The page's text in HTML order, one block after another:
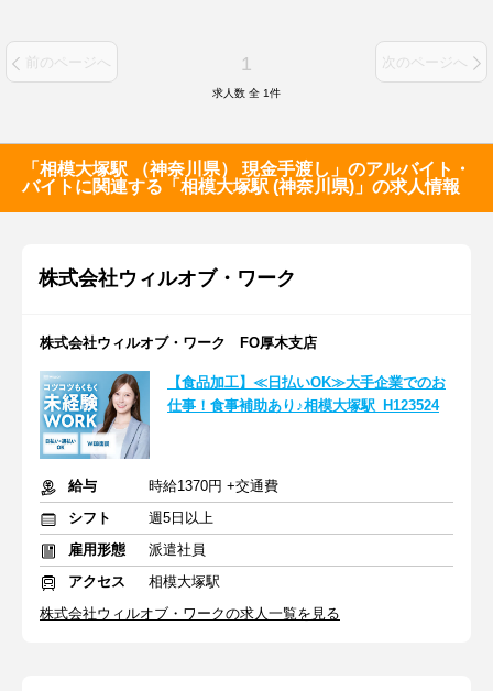
前のページへ 1 次のページへ
求人数 全 1件
「相模大塚駅 （神奈川県） 現金手渡し」のアルバイト・
バイトに関連する「相模大塚駅 (神奈川県)」の求人情報
株式会社ウィルオブ・ワーク
株式会社ウィルオブ・ワーク FO厚木支店
【食品加工】≪日払いOK≫大手企業でのお
仕事！食事補助あり♪相模大塚駅_H123524
給与
時給1370円 +交通費
シフト
週5日以上
雇用形態
派遣社員
アクセス
相模大塚駅
株式会社ウィルオブ・ワークの求人一覧を見る